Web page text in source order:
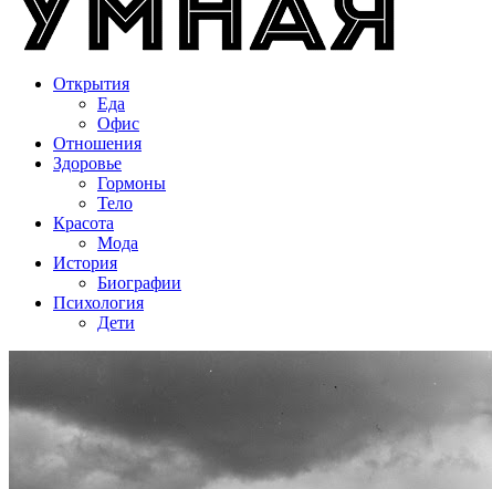
Открытия
Еда
Офис
Отношения
Здоровье
Гормоны
Тело
Красота
Мода
История
Биографии
Психология
Дети